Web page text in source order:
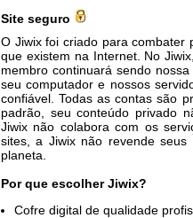
Site seguro
O Jiwix foi criado para combater
que existem na Internet. No
membro continuará sendo
seu computador e nossos
confiável. Todas as contas são
padrão, seu conteúdo privado
Jiwix não colabora com os
sites, a Jiwix não revende
planeta.
Por que escolher Jiwix?
Cofre digital de qualidade